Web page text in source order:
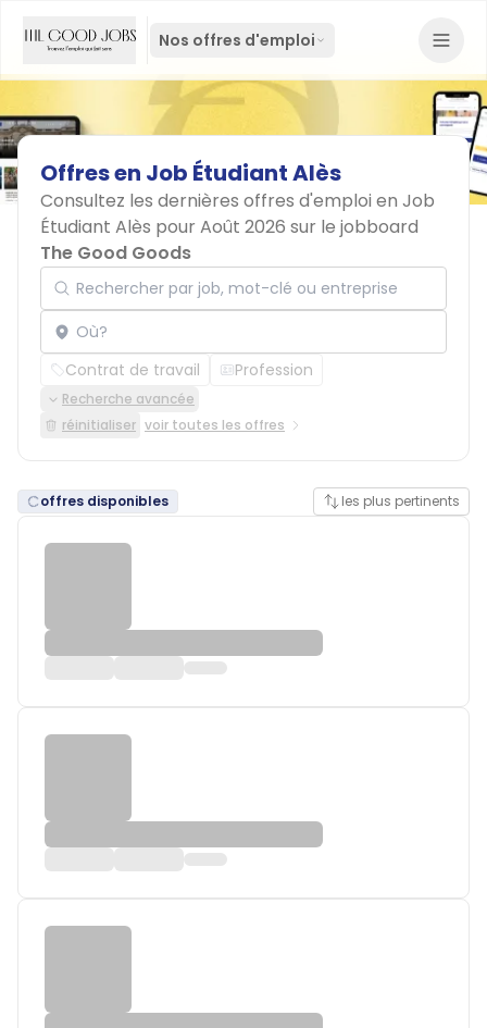
Nos offres d'emploi
Offresen Job ÉtudiantAlès
Consultez les dernières offres d'emploi en Job
Étudiant Alès pour Août 2026 sur le jobboard
The Good Goods
Rechercher par job, mot-clé ou entreprise
Localisation
Contrat de travail Profession
Recherche avancée
réinitialiser voir toutes les offres
offres disponibles les plus pertinents